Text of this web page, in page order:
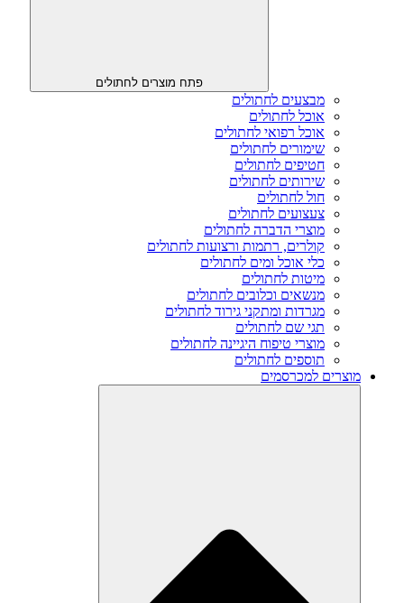
פתח מוצרים לחתולים
מבצעים לחתולים
אוכל לחתולים
אוכל רפואי לחתולים
שימורים לחתולים
חטיפים לחתולים
שירותים לחתולים
חול לחתולים
צעצועים לחתולים
מוצרי הדברה לחתולים
קולרים, רתמות ורצועות לחתולים
כלי אוכל ומים לחתולים
מיטות לחתולים
מנשאים וכלובים לחתולים
מגרדות ומתקני גירוד לחתולים
תגי שם לחתולים
מוצרי טיפוח היגיינה לחתולים
תוספים לחתולים
מוצרים למכרסמים